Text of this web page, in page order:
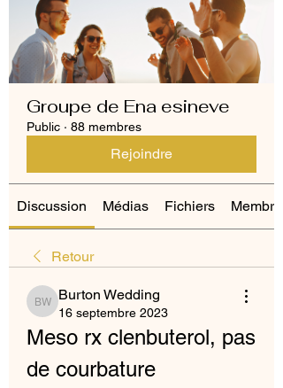
Groupe de Ena esineve
Public · 88 membres
Rejoindre
Discussion Médias Fichiers Membres
Retour
Burton Wedding
Burton Wedding
16 septembre 2023
Meso rx clenbuterol, pas
de courbature